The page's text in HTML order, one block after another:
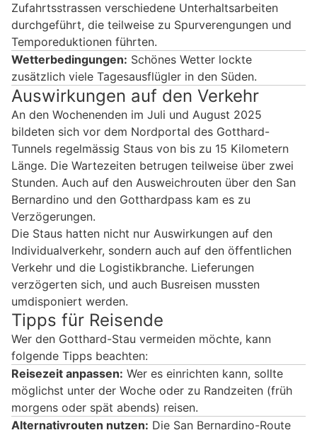
Zufahrtsstrassen verschiedene Unterhaltsarbeiten
durchgeführt, die teilweise zu Spurverengungen und
Temporeduktionen führten.
Wetterbedingungen: Schönes Wetter lockte
zusätzlich viele Tagesausflügler in den Süden.
Auswirkungen auf den Verkehr
An den Wochenenden im Juli und August 2025
bildeten sich vor dem Nordportal des Gotthard-
Tunnels regelmässig Staus von bis zu 15 Kilometern
Länge. Die Wartezeiten betrugen teilweise über zwei
Stunden. Auch auf den Ausweichrouten über den San
Bernardino und den Gotthardpass kam es zu
Verzögerungen.
Die Staus hatten nicht nur Auswirkungen auf den
Individualverkehr, sondern auch auf den öffentlichen
Verkehr und die Logistikbranche. Lieferungen
verzögerten sich, und auch Busreisen mussten
umdisponiert werden.
Tipps für Reisende
Wer den Gotthard-Stau vermeiden möchte, kann
folgende Tipps beachten:
Reisezeit anpassen: Wer es einrichten kann, sollte
möglichst unter der Woche oder zu Randzeiten (früh
morgens oder spät abends) reisen.
Alternativrouten nutzen: Die San Bernardino-Route